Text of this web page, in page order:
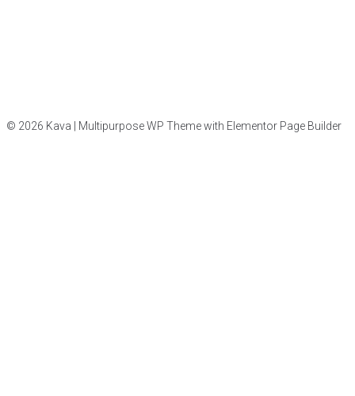
© 2026 Kava | Multipurpose WP Theme with Elementor Page Builder